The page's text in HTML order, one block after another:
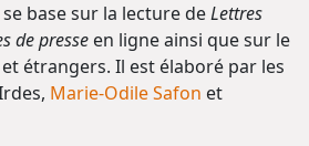
base sur la lecture deLettres
de presse en ligne ainsi que sur le
étrangers. Il est élaboré par les
Marie-Odile Safon et